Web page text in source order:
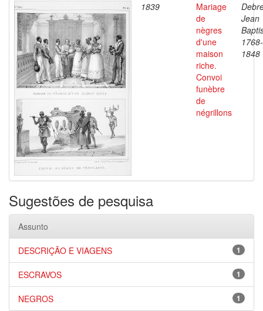
1839
Mariage
de
nègres
d'une
maison
riche.
Convoi
funèbre
de
négrillons
Jean
1768-
1848
Sugestões de pesquisa
Assunto
1
DESCRIÇÃO E VIAGENS
1
ESCRAVOS
1
NEGROS